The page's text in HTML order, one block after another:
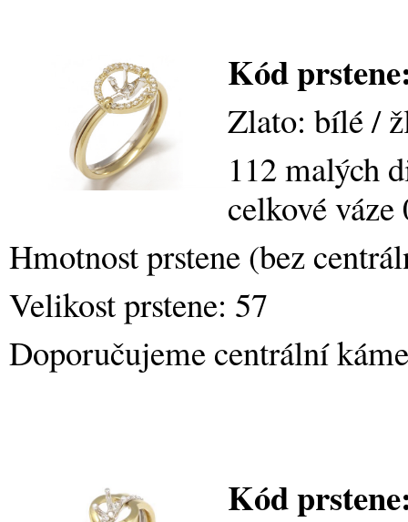
Kód
Zlato: bílé /
112 malých
celkové váze
Hmotnost prstene (bez
Velikost prstene: 57
Doporučujeme centrální
Kód